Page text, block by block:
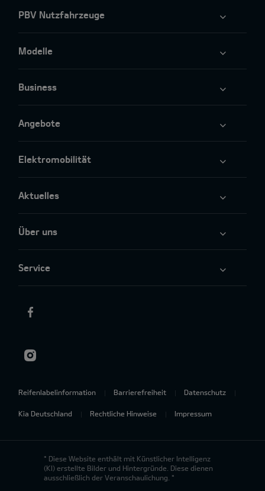
PBV Nutzfahrzeuge
Modelle
Business
Angebote
Elektromobilität
Aktuelles
Über uns
Service
Reifenlabelinformation Barrierefreiheit Datenschutz
Kia Deutschland Rechtliche Hinweise Impressum
* Diese Website enthält mit Künstlicher Intelligenz
(KI) erstellte Bilder und Hintergründe. Diese dienen
ausschließlich der Veranschaulichung. *